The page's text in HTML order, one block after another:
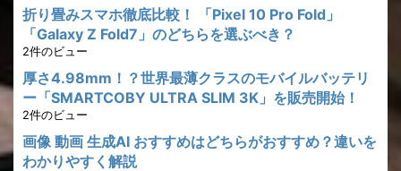
折り畳みスマホ徹底比較！ 「Pixel 10 Pro Fold」
「Galaxy Z Fold7」のどちらを選ぶべき？
2件のビュー
厚さ4.98mm！？世界最薄クラスのモバイルバッテリ
ー「SMARTCOBY ULTRA SLIM 3K」を販売開始！
2件のビュー
画像 動画 生成AI おすすめはどちらがおすすめ？違いを
わかりやすく解説